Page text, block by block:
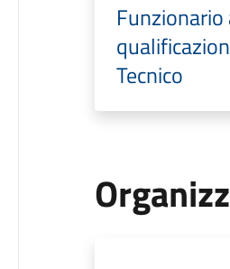
Tecnico